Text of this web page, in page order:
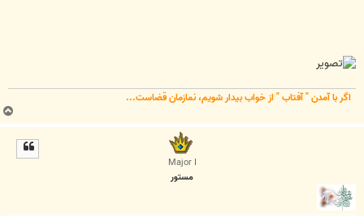
اگر با آمدن " آفتاب " از خواب بیدار شویم، نمازمان قضاست...
ب
ا
Major I
مستور